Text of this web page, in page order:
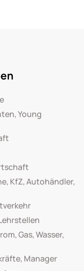
Young
KfZ, Autohändler,
Gas, Wasser,
Manager